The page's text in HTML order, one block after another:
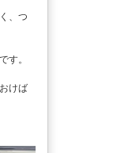
、つ
す。
けば